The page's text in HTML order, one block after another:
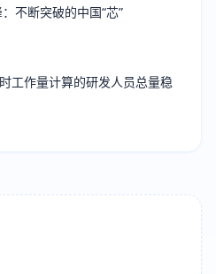
不断突破的中国“芯”
工作量计算的研发人员总量稳